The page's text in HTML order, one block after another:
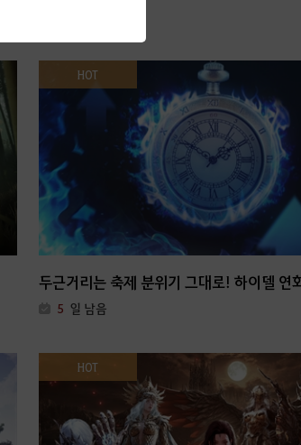
HOT
두근거리는 축제 분위기 그대로! 하이델 연
5 일 남음
HOT